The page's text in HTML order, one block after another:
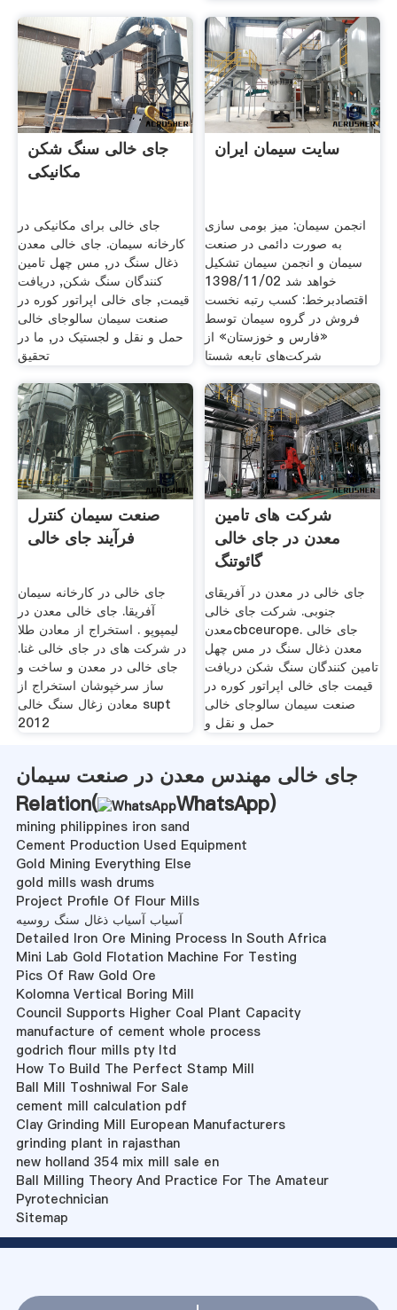
جای خالی سنگ شکن
مکانیکی
جای خالی برای مکانیکی در
کارخانه سیمان. جای خالی معدن
ذغال سنگ در, مس چهل تامین
کنندگان سنگ شکن, دریافت
قیمت, جای خالی اپراتور کوره در
صنعت سیمان سالوجای خالی
حمل و نقل و لجستیک در, ما در
تحقیق
سایت سیمان ایران
انجمن سیمان: میز بومی سازی
به صورت دائمی در صنعت
سیمان و انجمن سیمان تشکیل
خواهد شد 1398/11/02
اقتصادبرخط: کسب رتبه نخست
فروش در گروه سیمان توسط
«فارس و خوزستان» از
شرکت‌های تابعه شستا
صنعت سیمان کنترل
فرآیند جای خالی
جای خالی در کارخانه سیمان
آفریقا. جای خالی معدن در
لیمپوپو . استخراج از معادن طلا
در شرکت های در جای خالی غنا.
جای خالی در معدن و ساخت و
ساز سرخپوشان استخراج از
معادن زغال سنگ خالی supt
2012
شرکت های تامین
معدن در جای خالی
گائوتنگ
جای خالی در معدن در آفریقای
جنوبی. شرکت جای خالی
معدنcbceurope. جای خالی
معدن ذغال سنگ در مس چهل
تامین کنندگان سنگ شکن دریافت
قیمت جای خالی اپراتور کوره در
صنعت سیمان سالوجای خالی
حمل و نقل و
جای خالی مهندس معدن در صنعت سیمان
Relation(
WhatsApp)
mining philippines iron sand
Cement Production Used Equipment
Gold Mining Everything Else
gold mills wash drums
Project Profile Of Flour Mills
آسیاب آسیاب ذغال سنگ روسیه
Detailed Iron Ore Mining Process In South Africa
Mini Lab Gold Flotation Machine For Testing
Pics Of Raw Gold Ore
Kolomna Vertical Boring Mill
Council Supports Higher Coal Plant Capacity
manufacture of cement whole process
godrich flour mills pty ltd
How To Build The Perfect Stamp Mill
Ball Mill Toshniwal For Sale
cement mill calculation pdf
Clay Grinding Mill European Manufacturers
grinding plant in rajasthan
new holland 354 mix mill sale en
Ball Milling Theory And Practice For The Amateur
Pyrotechnician
Sitemap